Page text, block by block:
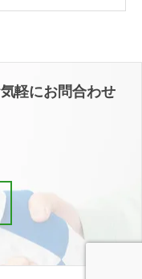
軽にお問合わせ